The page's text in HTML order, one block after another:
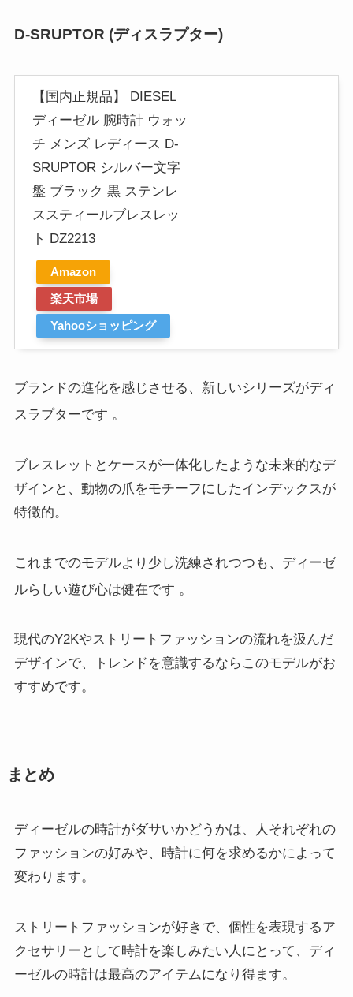
D-SRUPTOR (ディスラプター)
【国内正規品】 DIESEL
ディーゼル 腕時計 ウォッ
チ メンズ レディース D-
SRUPTOR シルバー文字
盤 ブラック 黒 ステンレ
ススティールブレスレッ
ト DZ2213
Amazon
楽天市場
Yahooショッピング
ブランドの進化を感じさせる、新しいシリーズがディ
スラプターです 。
ブレスレットとケースが一体化したような未来的なデ
ザインと、動物の爪をモチーフにしたインデックスが
特徴的。
これまでのモデルより少し洗練されつつも、ディーゼ
ルらしい遊び心は健在です 。
現代のY2Kやストリートファッションの流れを汲んだ
デザインで、トレンドを意識するならこのモデルがお
すすめです。
まとめ
ディーゼルの時計がダサいかどうかは、人それぞれの
ファッションの好みや、時計に何を求めるかによって
変わります。
ストリートファッションが好きで、個性を表現するア
クセサリーとして時計を楽しみたい人にとって、ディ
ーゼルの時計は最高のアイテムになり得ます。